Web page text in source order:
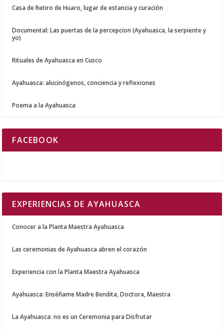
Casa de Retiro de Huaro, lugar de estancia y curación
Documental: Las puertas de la percepcion (Ayahuasca, la serpiente y
yo)
Rituales de Ayahuasca en Cusco
Ayahuasca: alucinógenos, conciencia y reflexiones
Poema a la Ayahuasca
FACEBOOK
EXPERIENCIAS DE AYAHUASCA
Conocer a la Planta Maestra Ayahuasca
Las ceremonias de Ayahuasca abren el corazón
Experiencia con la Planta Maestra Ayahuasca
Ayahuasca: Enséñame Madre Bendita, Doctora, Maestra
La Ayahuasca: no es un Ceremonia para Disfrutar